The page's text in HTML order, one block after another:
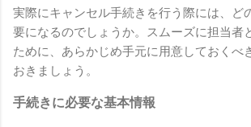
実際にキャンセル手続きを行う際には、ど
要になるのでしょうか。スムーズに担当者
ために、あらかじめ手元に用意しておくべ
おきましょう。
手続きに必要な基本情報